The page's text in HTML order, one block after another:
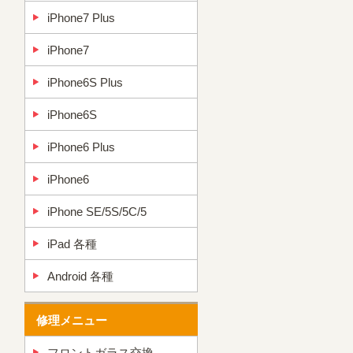
iPhone7 Plus
iPhone7
iPhone6S Plus
iPhone6S
iPhone6 Plus
iPhone6
iPhone SE/5S/5C/5
iPad 各種
Android 各種
修理メニュー